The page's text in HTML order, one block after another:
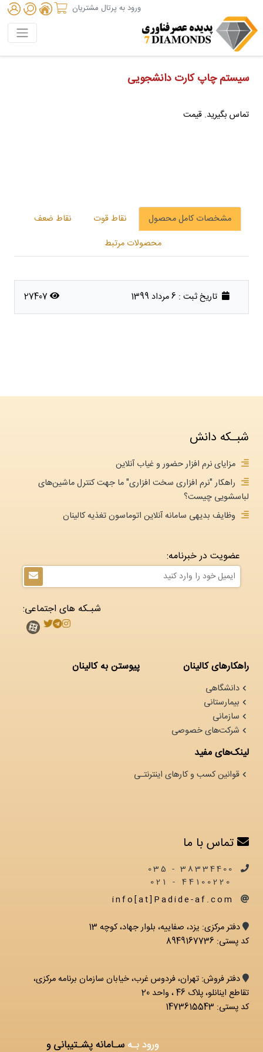
ورود به پرتال مشتریان
سیستم چاپ کارت دانشجویی
تماس بگیرید. قیمت
مشخصات کامل محصول نقاط قوت
نقاط ضعف
محصولات مرتبط
تاریخ ثبت : 6 مرداد 1399 27407
شبـکه دانش
مزایای نرم افزار حضور و غیاب آنلاین
راهکار "نرم افزاری سخت افزاری" ما جهت کنترل ماشین‌های
لباسشویی چیست؟
وظایف بدیهی سامانه آنلاین اتوماسون تغذیه کالینان
عضویت در خبرنامه:
شبـکه های اجتماعی:
راهکارهای کالینان
دانشگاهی
بیمارستانی
سازمانی
شرکت‌های خصوصی
پیوستن به کالینان
لینک‌های مفید
قوانین کسب و کارهای اینترنتـی
تماس با ما
38334400 - 035
info[at]Padide-af.com
دفتر مرکزی: يزد، صفاییه، بلوار جهاد، کوچه 13
کد پستی: 8949167736
دفتر فروش: تهران، فردوس غرب، خیابان سازمان برنامه مرکزی،
تقاطع اینانلو، پلاک 46 ، واحد 20
کد پستی: 1473615543